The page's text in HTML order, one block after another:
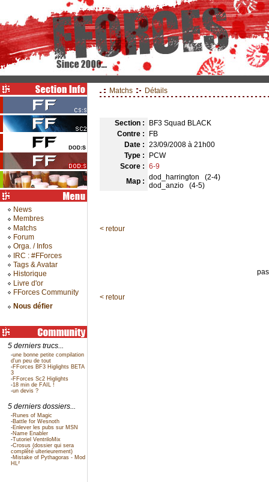
News
Membres
Matchs
Forum
Orga. / Infos
IRC : #FForces
Tags & Avatar
Historique
Livre d'or
FForces Community
Nous défier
5 derniers trucs...
-une bonne petite compilation
d'un peu de tout
-FForces BF3 Higlights BETA
3
-FForces Sc2 Higlights
-18 min de FAIL !
-un devis ?
5 derniers dossiers...
-Runes of Magic
-Battle for Wesnoth
-Enlever les pubs sur MSN
-Name Enabler
-Tutoriel VentriloMix
-Crosus (dossier qui sera
complêté ulterieurement)
-Mistake of Pythagoras - Mod
HL²
Matchs Détails
Section :
BF3 Squad BLACK
Contre :
FB
Date : 23/09/2008 à 21h00
Type :
PCW
Score : 6-9
Map : dod_harrington (2-4)
dod_anzio (4-5)
< retour
< retour